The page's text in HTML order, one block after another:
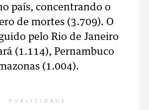
país, concentrando o
de mortes (3.709). O
pelo Rio de Janeiro
(1.114), Pernambuco
(1.004).
PUBLICIDADE